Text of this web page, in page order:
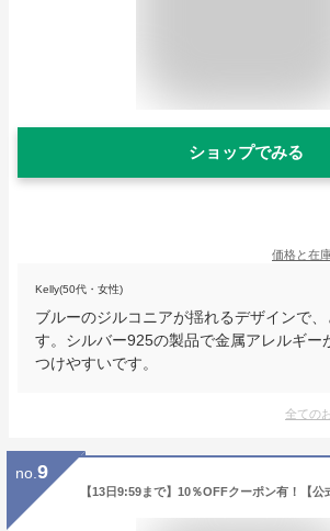
ショップでみる
価格と在
Kelly(50代・女性)
ブルーのジルコニアが揺れるデザインで
す。シルバー925の製品で金属アレルギー
つけやすいです。
全ての
no. 9